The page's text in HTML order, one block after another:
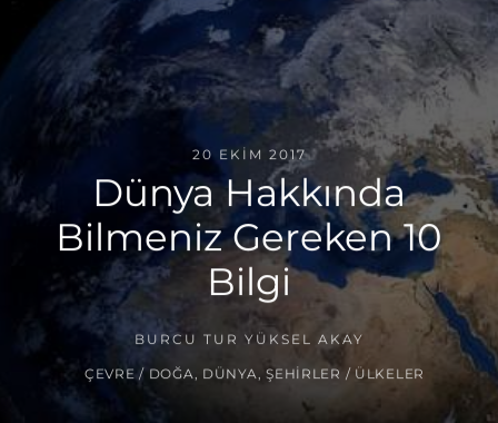
20 EKIM 2017
Dünya Hakkında
Bilmeniz Gereken 10
Bilgi
BURCU TUR YÜKSEL AKAY
ÇEVRE / DOĞA DÜNYA ,ŞEHIRLER / ÜLKELER